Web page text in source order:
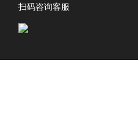
扫码咨询客服